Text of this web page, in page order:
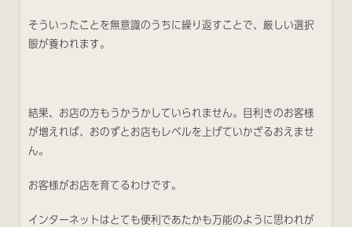
そういったことを無意識のうちに繰り返すことで、厳しい選択
眼が養われます。
結果、お店の方もうかうかしていられません。目利きのお客様
が増えれば、おのずとお店もレベルを上げていかざるおえませ
ん。
お客様がお店を育てるわけです。
インターネットはとても便利であたかも万能のように思われが